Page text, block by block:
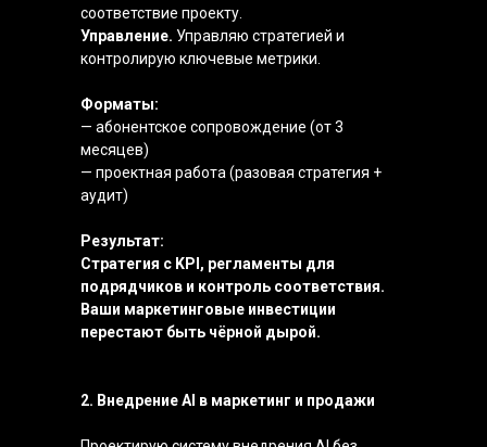
соответствие проекту.
Управление. Управляю стратегией и
контролирую ключевые метрики.
Форматы:
— абонентское сопровождение (от 3
месяцев)
— проектная работа (разовая стратегия +
аудит)
Результат:
Стратегия с KPI, регламенты для
подрядчиков и контроль соответствия.
Ваши маркетинговые инвестиции
перестают быть чёрной дырой.
2. Внедрение AI в маркетинг и продажи